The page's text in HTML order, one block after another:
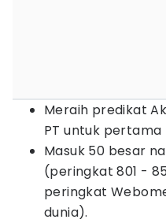
Meraih predikat
PT untuk pertama
Masuk 50 besar
(peringkat 801 -
peringkat
dunia).